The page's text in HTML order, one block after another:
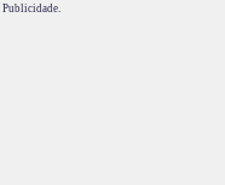
Publicidade.